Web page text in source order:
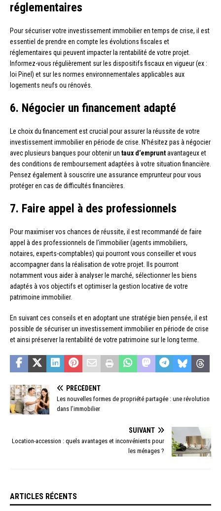
réglementaires
Pour sécuriser votre investissement immobilier en temps de crise, il est
essentiel de prendre en compte les évolutions fiscales et
réglementaires qui peuvent impacter la rentabilité de votre projet.
Informez-vous régulièrement sur les dispositifs fiscaux en vigueur (ex :
loi Pinel) et sur les normes environnementales applicables aux
logements neufs ou rénovés.
6. Négocier un financement adapté
Le choix du financement est crucial pour assurer la réussite de votre
investissement immobilier en période de crise. N’hésitez pas à négocier
avec plusieurs banques pour obtenir un taux d’empruntavantageux et
des conditions de remboursement adaptées à votre situation financière.
Pensez également à souscrire une assurance emprunteur pour vous
protéger en cas de difficultés financières.
7. Faire appel à des professionnels
Pour maximiser vos chances de réussite, il est recommandé de faire
appel à des professionnels de l’immobilier (agents immobiliers,
notaires, experts-comptables) qui pourront vous conseiller et vous
accompagner dans la réalisation de votre projet. Ils pourront
notamment vous aider à analyser le marché, sélectionner les biens
adaptés à vos objectifs et optimiser la gestion locative de votre
patrimoine immobilier.
En suivant ces conseils et en adoptant une stratégie bien pensée, il est
possible de sécuriser un investissement immobilier en période de crise
et ainsi préserver la rentabilité de votre patrimoine sur le long terme.
PRÉCÉDENT
Les nouvelles formes de propriété partagée : une révolution
dans l’immobilier
SUIVANT
Location-accession : quels avantages et inconvénients pour
les ménages ?
ARTICLES RÉCENTS